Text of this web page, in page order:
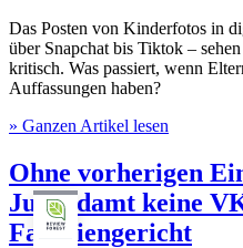
Das Posten von Kinderfotos in
über Snapchat bis Tiktok –
kritisch. Was passiert, wenn
Auffassungen haben?
» Ganzen Artikel lesen
Ohne vorherigen
Jugendamt keine
Familiengericht